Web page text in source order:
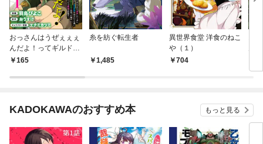
おっさんはうぜぇぇぇ
んだよ！ってギルドか
ら追放したくせに、後
ても遅い。最高の仲間
ック版（分冊版）
165
糸を紡ぐ転生者
1,485
異世界食堂 洋食のねこ
や（１）
704
か
ッ
KADOKAWAのおすすめ本 もっと見る